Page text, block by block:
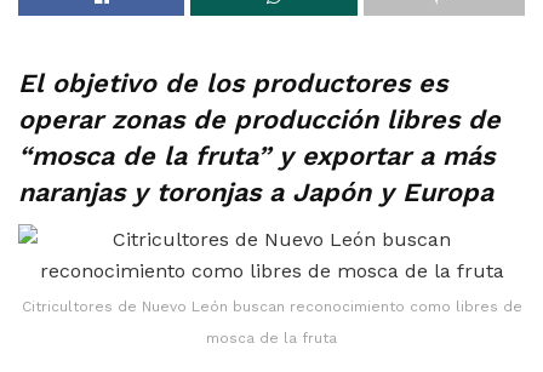
El objetivo de los productores es
operar zonas de producción libres de
“mosca de la fruta” y exportar a más
naranjas y toronjas a Japón y Europa
Citricultores de Nuevo León buscan reconocimiento como libres de
mosca de la fruta